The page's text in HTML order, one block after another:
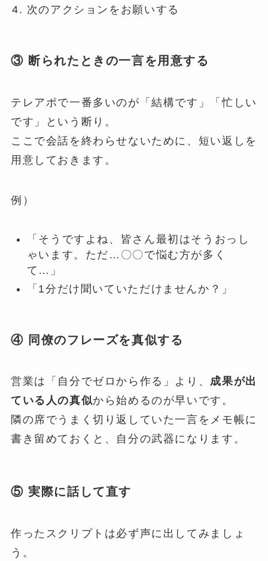
次のアクションをお願いする
③ 断られたときの一言を用意する
テレアポで一番多いのが「結構です」「忙しい
です」という断り。
ここで会話を終わらせないために、短い返しを
用意しておきます。
例）
「そうですよね、皆さん最初はそうおっし
ゃいます。ただ…〇〇で悩む方が多く
て…」
「1分だけ聞いていただけませんか？」
④ 同僚のフレーズを真似する
営業は「自分でゼロから作る」より、 成果が出
ている人の真似から始めるのが早いです。
隣の席でうまく切り返していた一言をメモ帳に
書き留めておくと、自分の武器になります。
⑤ 実際に話して直す
作ったスクリプトは必ず声に出してみましょ
う。